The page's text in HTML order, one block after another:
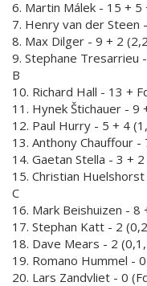
6. Martin Málek - 15 +
7. Henry van der Steen
8. Max Dilger - 9 + 2
9. Stephane Tresarrieu
B
10. Richard Hall - 13 +
11. Hynek Štichauer - 9
12. Paul Hurry - 5 + 4
13. Anthony Chauffour
14. Gaetan Stella - 3 +
15. Christian
C
16. Mark Beishuizen -
17. Stephan Katt - 2
18. Dave Mears - 2
19. Romano Hummel -
20. Lars Zandvliet - 0